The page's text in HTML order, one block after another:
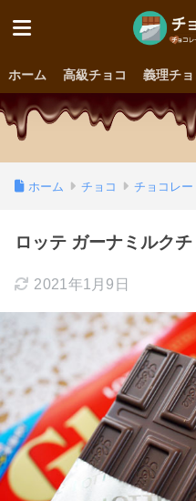
ホーム 高級チョコ 義理チョ
ホーム チョコ チョコレー
ロッテ ガーナミルク
2021年1月9日